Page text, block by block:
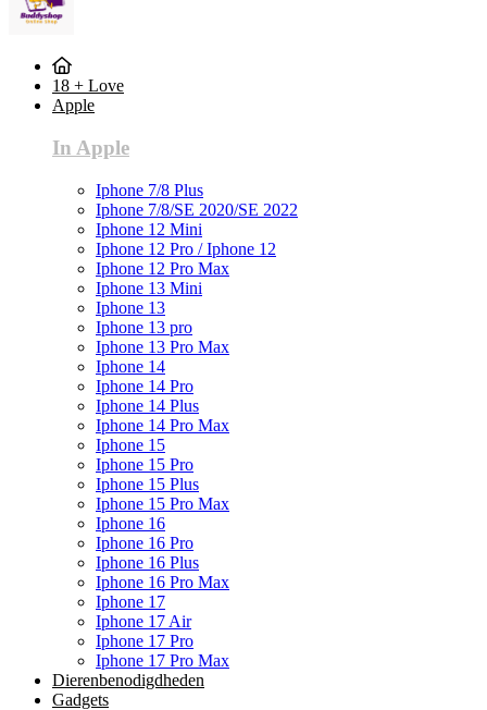
18 + Love
Apple
In Apple
Iphone 7/8 Plus
Iphone 7/8/SE 2020/SE 2022
Iphone 12 Mini
Iphone 12 Pro / Iphone 12
Iphone 12 Pro Max
Iphone 13 Mini
Iphone 13
Iphone 13 pro
Iphone 13 Pro Max
Iphone 14
Iphone 14 Pro
Iphone 14 Plus
Iphone 14 Pro Max
Iphone 15
Iphone 15 Pro
Iphone 15 Plus
Iphone 15 Pro Max
Iphone 16
Iphone 16 Pro
Iphone 16 Plus
Iphone 16 Pro Max
Iphone 17
Iphone 17 Air
Iphone 17 Pro
Iphone 17 Pro Max
Dierenbenodigdheden
Gadgets